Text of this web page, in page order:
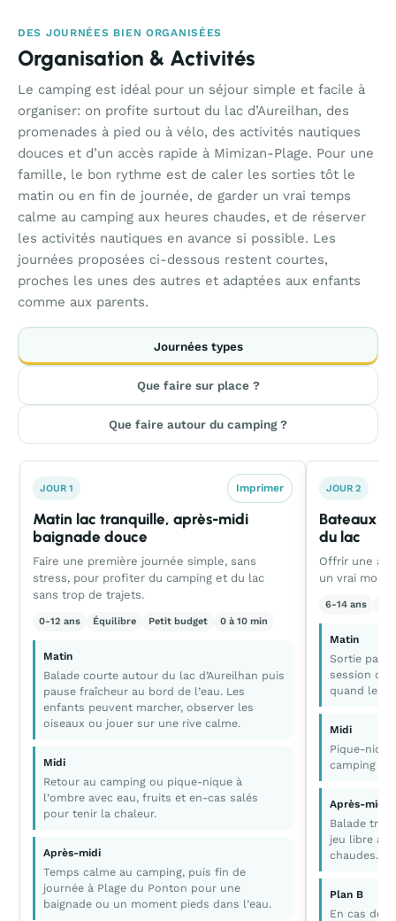
DES JOURNÉES BIEN ORGANISÉES
Organisation & Activités
Le camping est idéal pour un séjour simple et facile à
organiser: on profite surtout du lac d’Aureilhan, des
promenades à pied ou à vélo, des activités nautiques
douces et d’un accès rapide à Mimizan-Plage. Pour une
famille, le bon rythme est de caler les sorties tôt le
matin ou en fin de journée, de garder un vrai temps
calme au camping aux heures chaudes, et de réserver
les activités nautiques en avance si possible. Les
journées proposées ci-dessous restent courtes,
proches les unes des autres et adaptées aux enfants
comme aux parents.
Journées types
Que faire sur place ?
Que faire autour du camping ?
JOUR 1 Imprimer
Matin lac tranquille, après-midi
baignade douce
Faire une première journée simple, sans
stress, pour profiter du camping et du lac
sans trop de trajets.
0-12 ans Équilibre Petit budget 0 à 10 min
Matin
Balade courte autour du lac d’Aureilhan puis
pause fraîcheur au bord de l’eau. Les
enfants peuvent marcher, observer les
oiseaux ou jouer sur une rive calme.
Midi
Retour au camping ou pique-nique à
l’ombre avec eau, fruits et en-cas salés
pour tenir la chaleur.
Après-midi
Temps calme au camping, puis fin de
journée à Plage du Ponton pour une
baignade ou un moment pieds dans l’eau.
JOUR 2
Bateaux
du lac
Offrir une
un vrai
6-14 ans
Matin
Sortie
session
quand le
Midi
Pique-
camping si
Après-midi
Balade
jeu libre au
chaudes.
Plan B
En cas de